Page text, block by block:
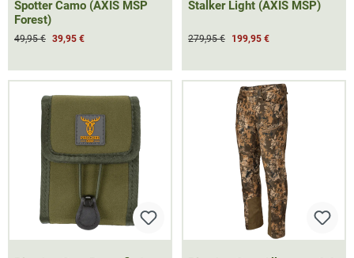
Spotter Camo (AXIS MSP
Forest)
49,95 € 39,95 €
Stalker Light (AXIS MSP)
279,95 € 199,95 €